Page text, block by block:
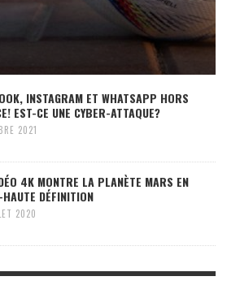
INSTAGRAM ET WHATSAPP HORS
EST-CE UNE CYBER-ATTAQUE?
2021
4K MONTRE LA PLANÈTE MARS EN
DÉFINITION
2020